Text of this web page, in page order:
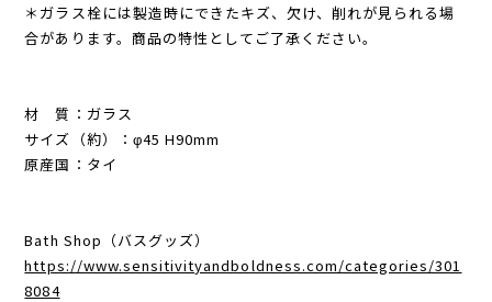
＊ガラス栓には製造時にできたキズ、欠け、削れが見られる場
合があります。商品の特性としてご了承ください。
材 質：ガラス
サイズ（約）：φ45 H90mm
原産国：タイ
Bath Shop（バスグッズ）
https://www.sensitivityandboldness.com/categories/301
8084